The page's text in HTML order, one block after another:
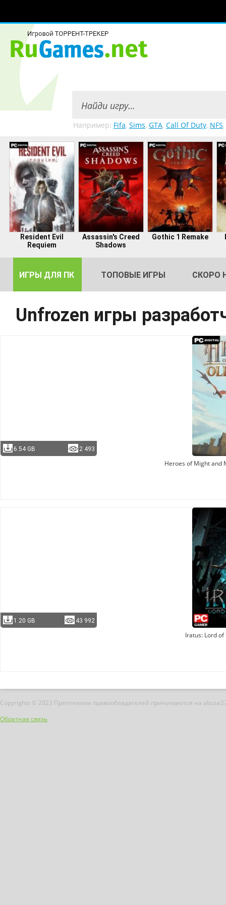
Например: Fifa, Sims, GTA, Call Of Duty, NFS,
Resident Evil
Requiem
Assassin's Creed
Shadows
Gothic 1 Remake
ИГРЫ ДЛЯ ПК ТОПОВЫЕ ИГРЫ СКОРО
Unfrozen игры
6.54 GB 2 493
Heroes of Might and
1.20 GB 43 992
Iratus: Lord of
Copyrights © 2023 Претензиии правообладателей принимаются на
Обратная связь